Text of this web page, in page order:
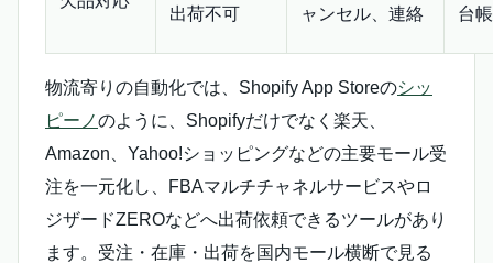
出荷不可
ャンセル、連絡
台帳
物流寄りの自動化では、Shopify App Storeのシッ
ピーノのように、Shopifyだけでなく楽天、
Amazon、Yahoo!ショッピングなどの主要モール受
注を一元化し、FBAマルチチャネルサービスやロ
ジザードZEROなどへ出荷依頼できるツールがあり
ます。受注・在庫・出荷を国内モール横断で見る